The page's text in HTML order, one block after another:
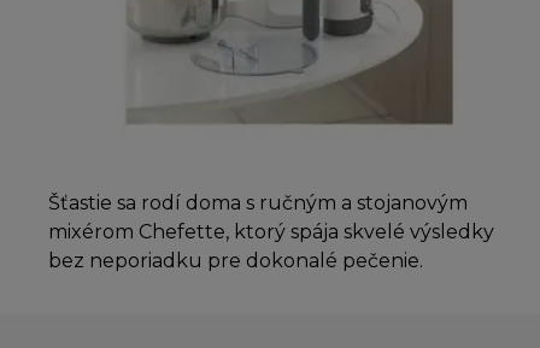
Šťastie sa rodí doma s ručným a stojanovým
mixérom Chefette, ktorý spája skvelé výsledky
bez neporiadku pre dokonalé pečenie.